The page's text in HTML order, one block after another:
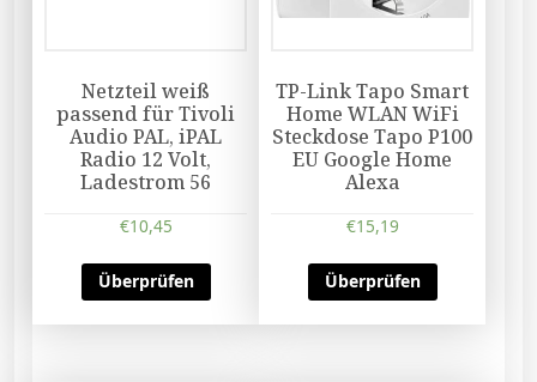
Netzteil weiß
passend für Tivoli
Audio PAL, iPAL
Radio 12 Volt,
Ladestrom 56
€10,45
Überprüfen
TP-Link Tapo Smart
Home WLAN WiFi
Steckdose Tapo P100
EU Google Home
Alexa
€15,19
Überprüfen